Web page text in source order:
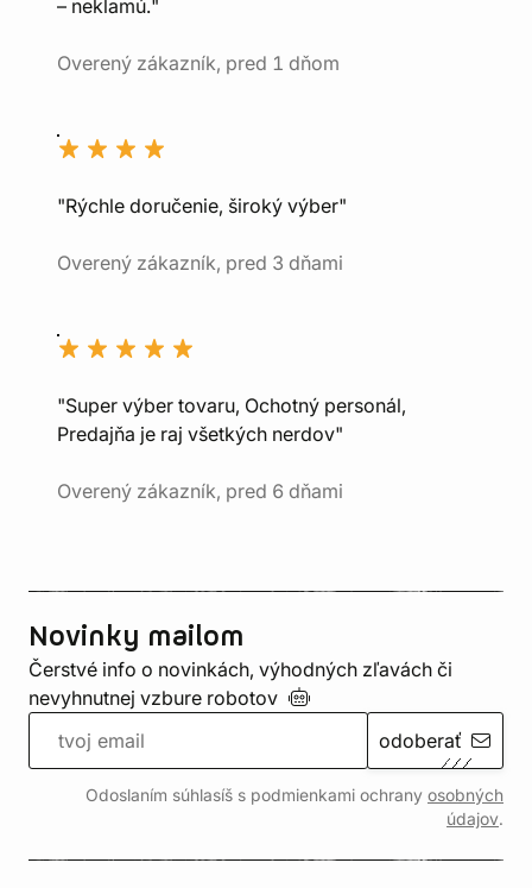
– neklamú."
Overený zákazník, pred 1 dňom
"Rýchle doručenie, široký výber"
Overený zákazník, pred 3 dňami
"Super výber tovaru, Ochotný personál,
Predajňa je raj všetkých nerdov"
Overený zákazník, pred 6 dňami
Novinky mailom
Čerstvé info o novinkách, výhodných zľavách či
nevyhnutnej vzbure robotov
odoberať
Odoslaním súhlasíš s podmienkami ochrany osobných
údajov.